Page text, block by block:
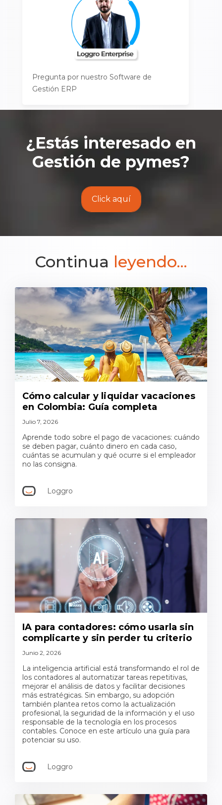
Pregunta por nuestro Software de
Gestión ERP
¿Estás interesado en
Gestión de pymes?
Click aquí
Continua leyendo...
Cómo calcular y liquidar vacaciones
en Colombia: Guía completa
Julio 7, 2026
Aprende todo sobre el pago de vacaciones: cuándo
se deben pagar, cuánto dinero en cada caso,
cuántas se acumulan y qué ocurre si el empleador
no las consigna.
Loggro
IA para contadores: cómo usarla sin
complicarte y sin perder tu criterio
Junio 2, 2026
La inteligencia artificial está transformando el rol de
los contadores al automatizar tareas repetitivas,
mejorar el análisis de datos y facilitar decisiones
más estratégicas. Sin embargo, su adopción
también plantea retos como la actualización
profesional, la seguridad de la información y el uso
responsable de la tecnología en los procesos
contables. Conoce en este artículo una guía para
potenciar su uso.
Loggro